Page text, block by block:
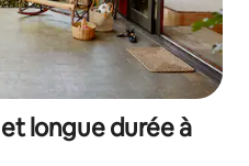
longue durée à